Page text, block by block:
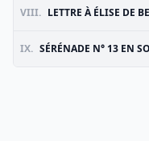
VIII. LETTRE À ÉLISE DE
IX. SÉRÉNADE N° 13 EN